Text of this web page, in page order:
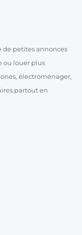
petites annonces
ou louer plus
électroménager,
partout en